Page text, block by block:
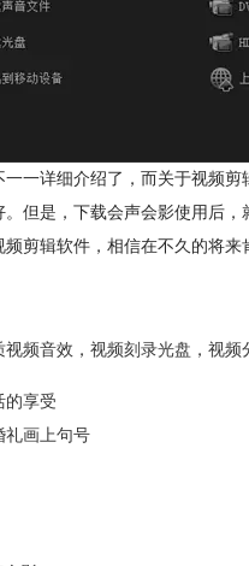
一详细介绍了，而关于视频
但是，下载会声会影使用后，
剪辑软件，相信在不久的将
视频音效 ， 视频刻录光盘 ， 视频
的享受
礼画上句号